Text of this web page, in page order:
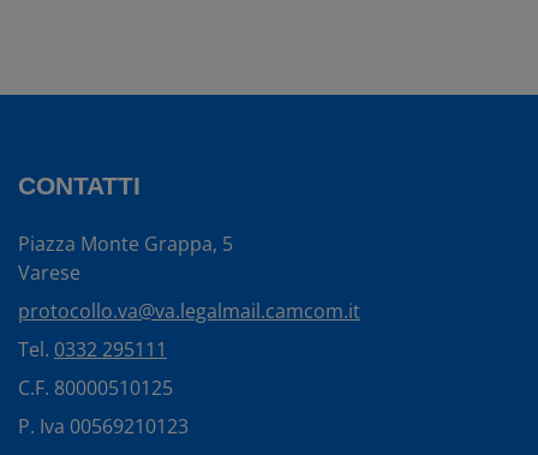
CONTATTI
Piazza Monte Grappa, 5
Varese
protocollo.va@va.legalmail.camcom.it
Tel. 0332 295111
C.F. 80000510125
P. Iva 00569210123